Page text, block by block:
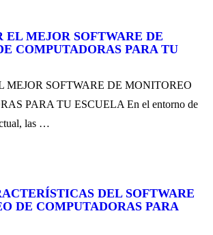
EL MEJOR SOFTWARE DE
COMPUTADORAS PARA TU
MEJOR SOFTWARE DE MONITOREO
PARA TU ESCUELA En el entorno de
las …
DEL SOFTWARE
DE COMPUTADORAS PARA